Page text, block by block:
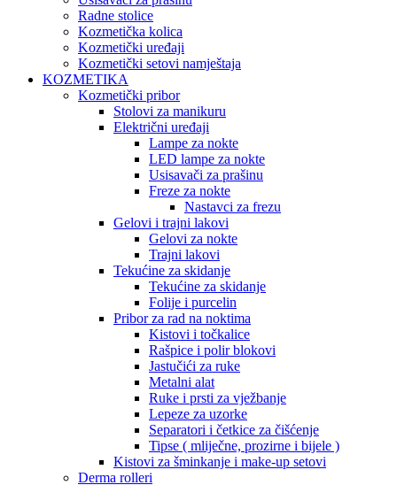
Radne stolice
Kozmetička kolica
Kozmetički uređaji
Kozmetički setovi namještaja
KOZMETIKA
Kozmetički pribor
Stolovi za manikuru
Električni uređaji
Lampe za nokte
LED lampe za nokte
Usisavači za prašinu
Freze za nokte
Nastavci za frezu
Gelovi i trajni lakovi
Gelovi za nokte
Trajni lakovi
Tekućine za skidanje
Tekućine za skidanje
Folije i purcelin
Pribor za rad na noktima
Kistovi i točkalice
Rašpice i polir blokovi
Jastučići za ruke
Metalni alat
Ruke i prsti za vježbanje
Lepeze za uzorke
Separatori i četkice za čišćenje
Tipse ( mliječne, prozirne i bijele )
Kistovi za šminkanje i make-up setovi
Derma rolleri